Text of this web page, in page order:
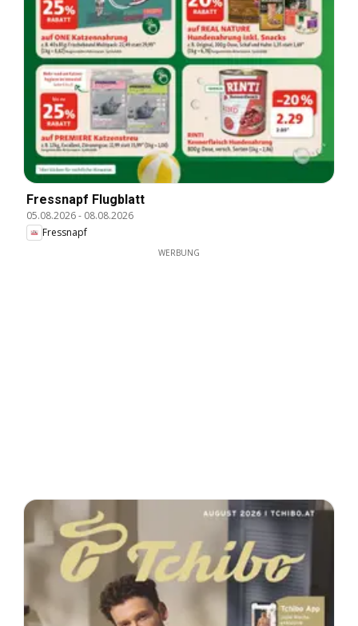
Fressnapf Flugblatt
05.08.2026- 08.08.2026
Fressnapf
WERBUNG